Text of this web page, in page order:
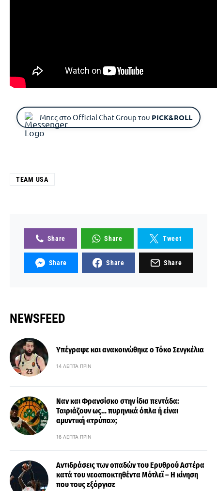
Μπες στο Official Chat Group του PICK&ROLL
TEAM USA
Share Share Tweet
Share Share Share
NEWSFEED
Υπέγραψε και ανακοινώθηκε ο Τόκο Σενγκέλια
14 ΛΕΠΤΆ ΠΡΙΝ
Ναν και Φρανσίσκο στην ίδια πεντάδα:
Ταιριάζουν ως… πυρηνικά όπλα ή είναι
αμυντική «τρύπα»;
16 ΛΕΠΤΆ ΠΡΙΝ
Αντιδράσεις των οπαδών του Ερυθρού Αστέρα
κατά του νεοαποκτηθέντα Μότλεϊ – Η κίνηση
που τους εξόργισε